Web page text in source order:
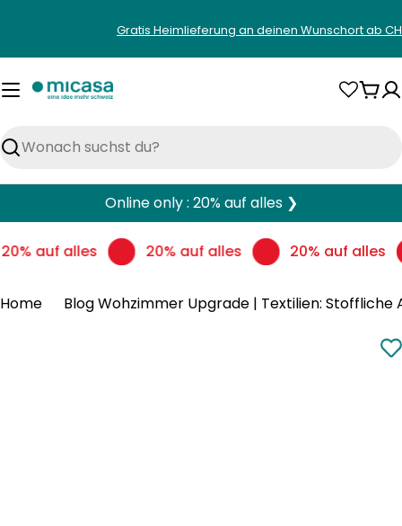
springen
Gratis Heimlieferung an deinen Wunschort ab
Suchen
Online only : 20% auf alles ❯
auf alles 20% auf alles 20% auf alles
Home Blog Wohzimmer Upgrade | Textilien: Stoffliche